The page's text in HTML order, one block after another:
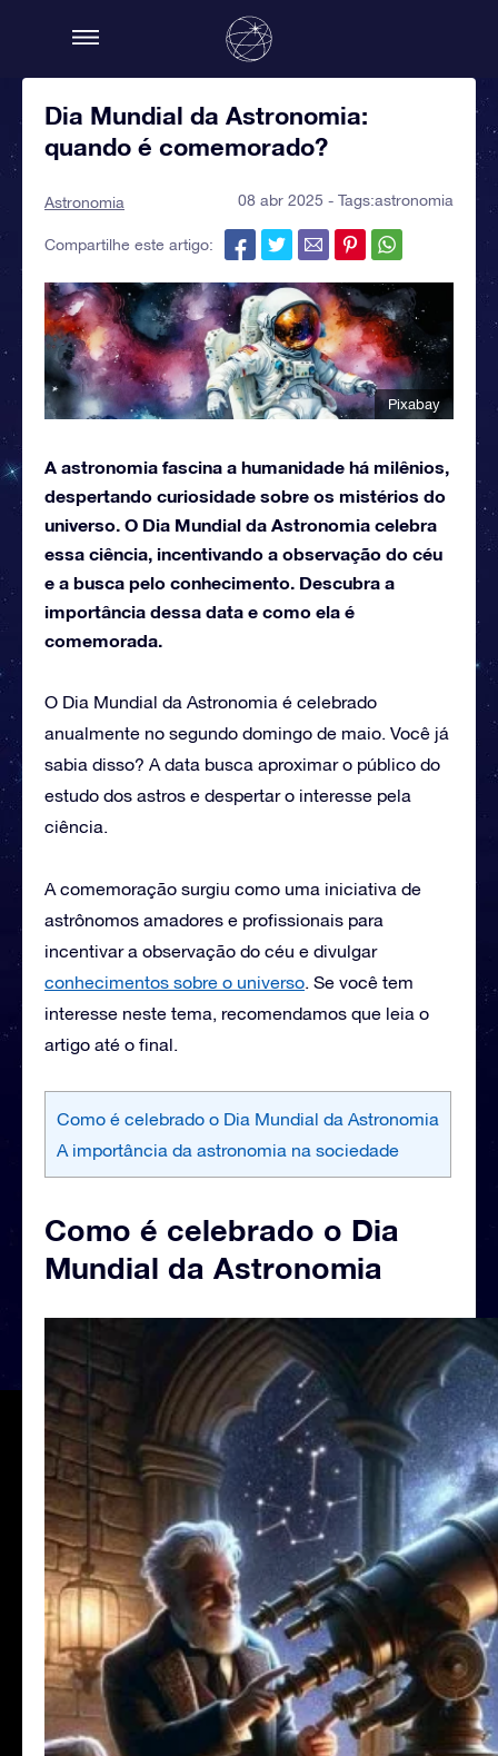
Dia Mundial da Astronomia:
quando é comemorado?
Astronomia 08 abr 2025 - Tags:astronomia
Compartilhe este artigo:
Pixabay
A astronomia fascina a humanidade há milênios,
despertando curiosidade sobre os mistérios do
universo. O Dia Mundial da Astronomia celebra
essa ciência, incentivando a observação do céu
e a busca pelo conhecimento. Descubra a
importância dessa data e como ela é
comemorada.
O Dia Mundial da Astronomia é celebrado
anualmente no segundo domingo de maio. Você já
sabia disso? A data busca aproximar o público do
estudo dos astros e despertar o interesse pela
ciência.
A comemoração surgiu como uma iniciativa de
astrônomos amadores e profissionais para
incentivar a observação do céu e divulgar
conhecimentos sobre o universo. Se você tem
interesse neste tema, recomendamos que leia o
artigo até o final.
Como é celebrado o Dia Mundial da Astronomia
A importância da astronomia na sociedade
Como é celebrado o Dia
Mundial da Astronomia